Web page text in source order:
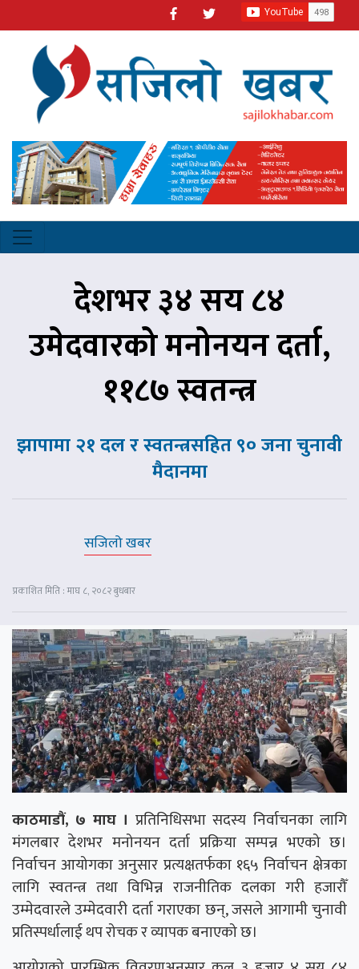
देशभर ३४ सय ८४
उमेदवारको मनोनयन दर्ता,
११८७ स्वतन्त्र
झापामा २१ दल र स्वतन्त्रसहित ९० जना चुनावी
मैदानमा
सजिलो खबर
प्रकाशित मिति : माघ ८, २०८२ बुधबार
काठमाडौं, ७ माघ । प्रतिनिधिसभा सदस्य निर्वाचनका लागि
मंगलबार देशभर मनोनयन दर्ता प्रक्रिया सम्पन्न भएको छ।
निर्वाचन आयोगका अनुसार प्रत्यक्षतर्फका १६५ निर्वाचन क्षेत्रका
लागि स्वतन्त्र तथा विभिन्न राजनीतिक दलका गरी हजारौँ
उम्मेदवारले उम्मेदवारी दर्ता गराएका छन्, जसले आगामी चुनावी
प्रतिस्पर्धालाई थप रोचक र व्यापक बनाएको छ।